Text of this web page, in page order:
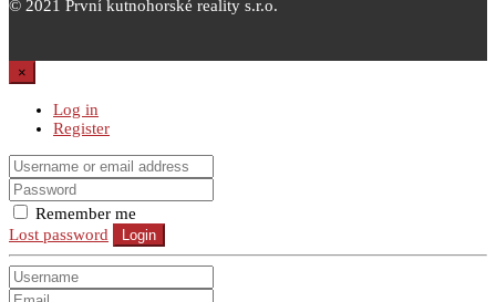
© 2021 První kutnohorské reality s.r.o.
×
Log in
Register
Remember me
Lost password
Login